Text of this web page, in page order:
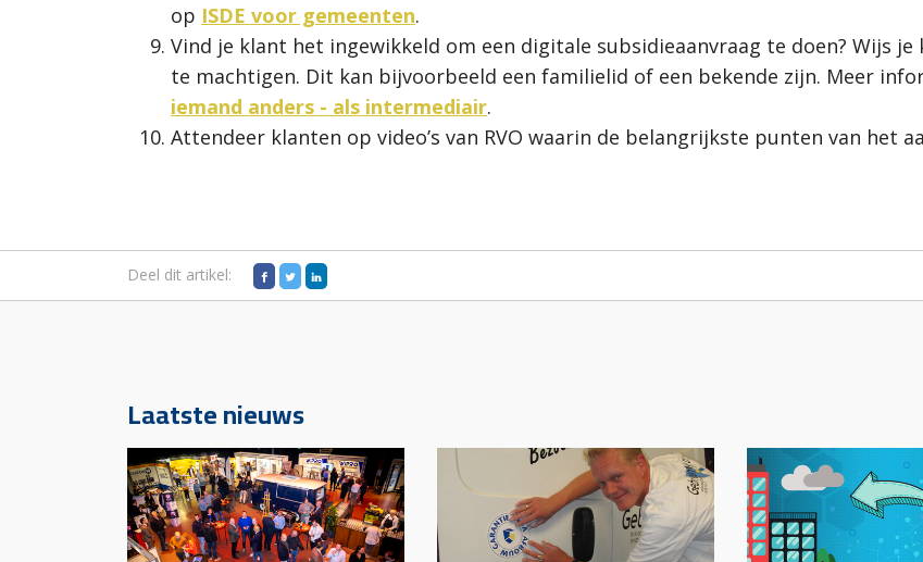
op ISDE voor gemeenten.
Vind je klant het ingewikkeld om een digitale subsidieaanvraag te doen? Wijs
te machtigen. Dit kan bijvoorbeeld een familielid of een bekende zijn. Meer
iemand anders - als intermediair.
Attendeer klanten op video’s van RVO waarin de belangrijkste punten van het
Deel dit artikel:
Laatste nieuws